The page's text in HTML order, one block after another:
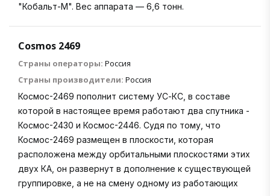
"Кобальт-М". Вес аппарата — 6,6 тонн.
Cosmos 2469
Страны операторы: Россия
Страны производители: Россия
Космос-2469 пополнит систему УС-КС, в составе
которой в настоящее время работают два спутника -
Космос-2430 и Космос-2446. Судя по тому, что
Космос-2469 размещен в плоскости, которая
расположена между орбитальными плоскостями этих
двух КА, он развернут в дополнение к существующей
группировке, а не на смену одному из работающих